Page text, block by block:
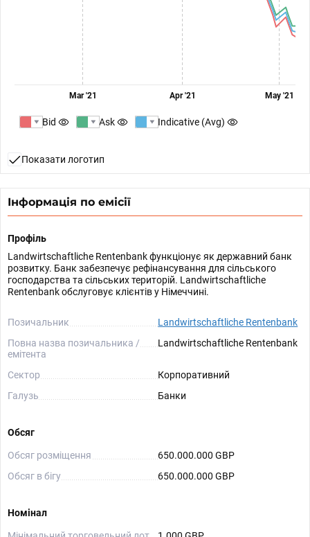
Mar '21 Apr '21 May '21
Bid Ask Indicative (Avg)
Показати логотип
Інформація по емісії
Профіль
Landwirtschaftliche Rentenbank функціонує як державний банк
розвитку. Банк забезпечує рефінансування для сільського
господарства та сільських територій. Landwirtschaftliche
Rentenbank обслуговує клієнтів у Німеччині.
Позичальник
Landwirtschaftliche Rentenbank
Повна назва позичальника /
емітента
Landwirtschaftliche Rentenbank
Сектор
Корпоративний
Галузь
Банки
Обсяг
Обсяг розміщення
650.000.000 GBP
Обсяг в бігу
650.000.000 GBP
Номінал